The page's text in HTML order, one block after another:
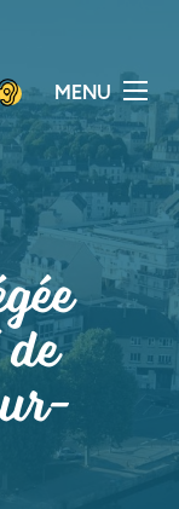
MENU